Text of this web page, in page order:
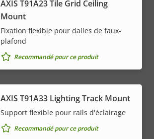
AXIS T91A23 Tile Grid Ceiling
Mount
Fixation flexible pour dalles de faux-
plafond
Recommandé pour ce produit
AXIS T91A33 Lighting Track Mount
Support flexible pour rails d'éclairage
Recommandé pour ce produit